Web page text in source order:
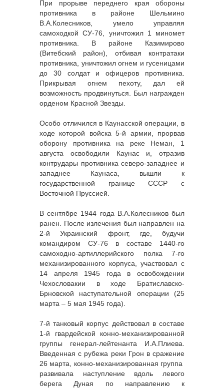
При прорыве переднего края обороны
противника в районе Шельмино
В.А.Колесников, умело управляя
самоходкой СУ-76, уничтожил 1 миномет
противника. В районе Казимирово
(Витебский район), отбивая контратаки
противника, уничтожил огнем и гусеницами
до 30 солдат и офицеров противника.
Прикрывая огнем пехоту, дал ей
возможность продвинуться. Был награжден
орденом Красной Звезды.
Особо отличился в Каунасской операции, в
ходе которой войска 5-й армии, прорвав
оборону противника на реке Неман, 1
августа освободили Каунас и, отразив
контрудары противника северо-западнее и
западнее Каунаса, вышли к
государственной границе СССР с
Восточной Пруссией.
В сентябре 1944 года В.А.Колесников был
ранен. После излечения был направлен на
2-й Украинский фронт, где, будучи
командиром СУ-76 в составе 1440-го
самоходно-артиллерийского полка 7-го
механизированного корпуса, участвовал с
14 апреля 1945 года в освобождении
Чехословакии в ходе Братиславско-
Брновской наступательной операции (25
марта – 5 мая 1945 года).
7-й танковый корпус действовал в составе
1-й гвардейской конно-механизированной
группы генерал-лейтенанта И.А.Плиева.
Введенная с рубежа реки Грон в сражение
26 марта, конно-механизированная группа
развивала наступление вдоль левого
берега Дуная по направлению к